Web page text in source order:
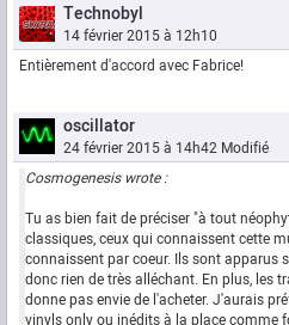
Technobyl
14 février 2015 à 12h10
Entièrement d'accord avec Fabrice!
oscillator
24 février 2015 à 14h42 Modifié
Cosmogenesis wrote :
Tu as bien fait de préciser "à tout
classiques, ceux qui connaissent cette
connaissent par coeur. Ils sont apparus
donc rien de très alléchant. En plus, les
donne pas envie de l'acheter. J'aurais
vinyls only ou inédits à la place comme